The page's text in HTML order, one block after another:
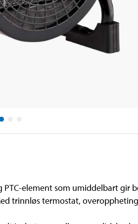
PTC-element som umiddelbart
trinnløs termostat,